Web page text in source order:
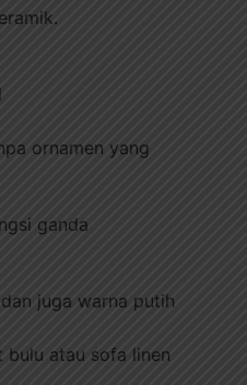
ornamen yang
ganda
juga warna putih
atau sofa linen